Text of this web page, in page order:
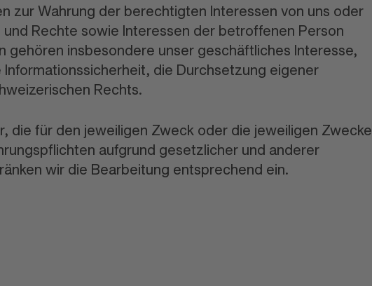
zur Wahrung der berechtigten Interessen von uns oder
Rechte sowie Interessen der betroffenen Person
insbesondere unser geschäftliches Interesse,
die Durchsetzung eigener
Rechts.
die für den jeweiligen Zweck oder die jeweiligen Zwecke
aufgrund gesetzlicher und anderer
wir die Bearbeitung entsprechend ein.